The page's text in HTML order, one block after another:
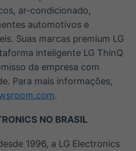
ar-condicionado,
automotivos e
Suas marcas premium LG
inteligente LG ThinQ
da empresa com
Para mais informações,
.
NO BRASIL
1996, a LG Electronics